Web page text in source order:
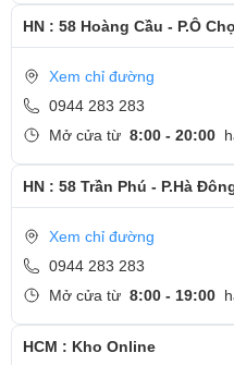
HN : 58 Hoàng Cầu - P.Ô
Xem chỉ đường
0944 283 283
Mở cửa từ 8:00 - 20:00
HN : 58 Trần Phú - P.Hà
Xem chỉ đường
0944 283 283
Mở cửa từ 8:00 - 19:00
HCM : Kho Online